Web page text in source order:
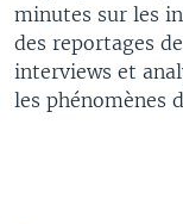
minutes sur les
des reportages
interviews et
les phénomènes